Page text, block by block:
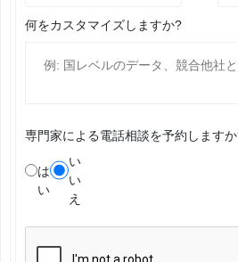
何をカスタマイズしますか?
専門家による電話相談を予約します
は
い
い
い
え